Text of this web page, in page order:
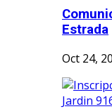
Estrada
Oct 24,